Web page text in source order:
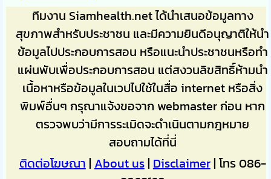
ทีมงาน Siamhealth.net ได้นำเสนอข้อมูลทาง
สุขภาพสำหรับประชาชน และมีความยินดีอนุญาติให้นำ
ข้อมูลไปประกอบการสอน หรือแนะนำประชาชนหรือทำ
แผ่นพับเพื่อประกอบการสอน แต่สงวนลิขสิทธิ์ห้ามนำ
เนื้อหาหรือข้อมูลในเวปไปใช้ในสื่อ internet หรือสิ่ง
พิมพ์อื่นๆ กรุณาแจ้งขอจาก webmaster ก่อน หาก
ตรวจพบว่ามีการระเมิดจะดำเนินตามกฎหมาย
สอบถามได้ที่นี่
ติดต่อโฆษณา | About us| Disclaimer| โทร 086-